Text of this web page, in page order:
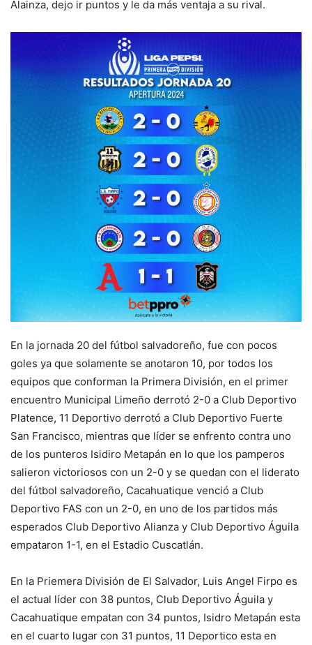
Alainza, dejo ir puntos y le da más ventaja a su rival.
En la jornada 20 del fútbol salvadoreño, fue con pocos
goles ya que solamente se anotaron 10, por todos los
equipos que conforman la Primera División, en el primer
encuentro Municipal Limeño derrotó 2-0 a Club Deportivo
Platence, 11 Deportivo derrotó a Club Deportivo Fuerte
San Francisco, mientras que líder se enfrento contra uno
de los punteros Isidiro Metapán en lo que los pamperos
salieron victoriosos con un 2-0 y se quedan con el liderato
del fútbol salvadoreño, Cacahuatique venció a Club
Deportivo FAS con un 2-0, en uno de los partidos más
esperados Club Deportivo Alianza y Club Deportivo Águila
empataron 1-1, en el Estadio Cuscatlán.
En la Priemera División de El Salvador, Luis Angel Firpo es
el actual líder con 38 puntos, Club Deportivo Águila y
Cacahuatique empatan con 34 puntos, Isidro Metapán esta
en el cuarto lugar con 31 puntos, 11 Deportico esta en